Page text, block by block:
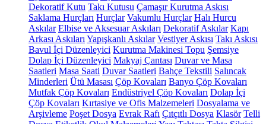
Dekoratif Kutu Takı Kutusu Çamaşır Kurutma Askısı
Saklama Hurçları Hurçlar Vakumlu Hurçlar Halı Hurcu
Askılar Elbise ve Aksesuar Askıları Dekoratif Askılar Kapı
Arkası Askıları Yapışkanlı Askılar Vestiyer Askısı Takı Askısı
Bavul İçi Düzenleyici Kurutma Makinesi Topu Şemsiye
Dolap İçi Düzenleyici Makyaj Çantası Duvar ve Masa
Saatleri Masa Saati Duvar Saatleri Bahçe Tekstili Salıncak
Minderleri Ütü Masası Çöp Kovaları Banyo Çöp Kovaları
Mutfak Çöp Kovaları Endüstriyel Çöp Kovaları Dolap İçi
Çöp Kovaları Kırtasiye ve Ofis Malzemeleri Dosyalama ve
Arşivleme Poşet Dosya Evrak Rafı Çıtçıtlı Dosya Klasör Telli